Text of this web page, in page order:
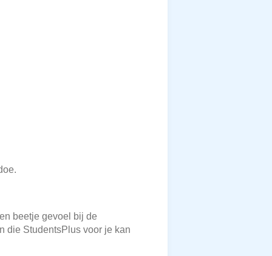
beetje gevoel bij de
die StudentsPlus voor je kan